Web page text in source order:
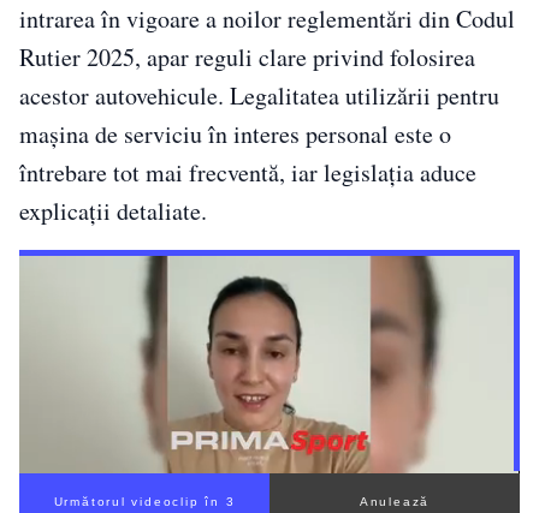
intrarea în vigoare a noilor reglementări din Codul
Rutier 2025, apar reguli clare privind folosirea
acestor autovehicule. Legalitatea utilizării pentru
mașina de serviciu în interes personal este o
întrebare tot mai frecventă, iar legislația aduce
explicații detaliate.
Următorul videoclip în 2 Anulează